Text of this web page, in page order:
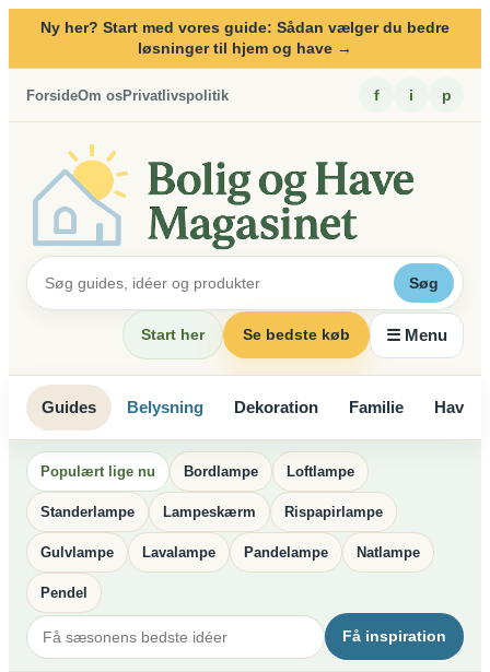
Spring
indhold
Ny her? Start med vores guide: Sådan vælger du bedre
løsninger til hjem og have →
ForsideOm osPrivatlivspolitik f i p
Søg
Start her Se bedste køb ☰ Menu
Guides Belysning Dekoration Familie Haven
Populært lige nu Bordlampe Loftlampe
Standerlampe Lampeskærm Rispapirlampe
Gulvlampe Lavalampe Pandelampe Natlampe
Pendel
Få inspiration